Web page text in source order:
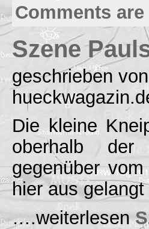
Comments
Szene
geschrieben
Die kleine
oberhalb der
gegenüber
hier aus
….weiterlesen